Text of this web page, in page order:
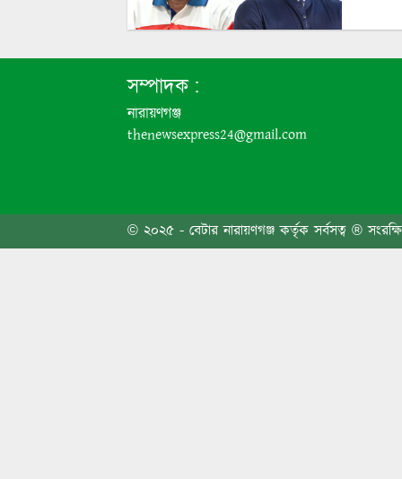
সম্পাদক :
নারায়ণগঞ্জ
thenewsexpress24@gmail.com
© ২০২৫ - বেটার নারায়ণগঞ্জ কর্তৃক সর্বসত্ব ®